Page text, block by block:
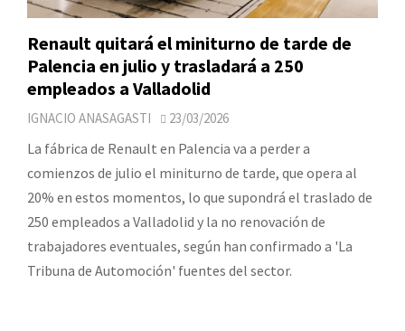
Renault quitará el miniturno de tarde de
Palencia en julio y trasladará a 250
empleados a Valladolid
IGNACIO ANASAGASTI 23/03/2026
La fábrica de Renault en Palencia va a perder a
comienzos de julio el miniturno de tarde, que opera al
20% en estos momentos, lo que supondrá el traslado de
250 empleados a Valladolid y la no renovación de
trabajadores eventuales, según han confirmado a 'La
Tribuna de Automoción' fuentes del sector.